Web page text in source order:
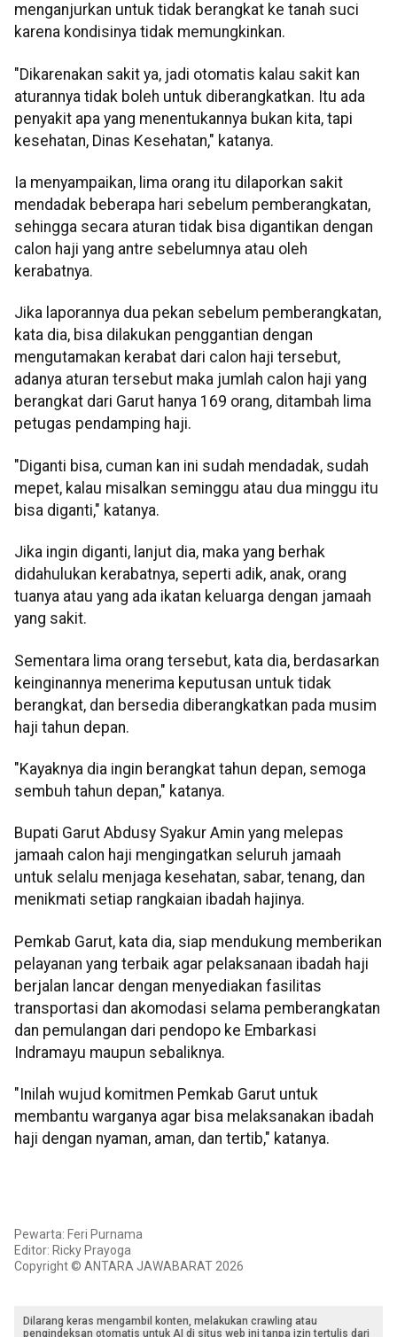
menganjurkan untuk tidak berangkat ke tanah suci
karena kondisinya tidak memungkinkan.
"Dikarenakan sakit ya, jadi otomatis kalau sakit kan
aturannya tidak boleh untuk diberangkatkan. Itu ada
penyakit apa yang menentukannya bukan kita, tapi
kesehatan, Dinas Kesehatan," katanya.
Ia menyampaikan, lima orang itu dilaporkan sakit
mendadak beberapa hari sebelum pemberangkatan,
sehingga secara aturan tidak bisa digantikan dengan
calon haji yang antre sebelumnya atau oleh
kerabatnya.
Jika laporannya dua pekan sebelum pemberangkatan,
kata dia, bisa dilakukan penggantian dengan
mengutamakan kerabat dari calon haji tersebut,
adanya aturan tersebut maka jumlah calon haji yang
berangkat dari Garut hanya 169 orang, ditambah lima
petugas pendamping haji.
"Diganti bisa, cuman kan ini sudah mendadak, sudah
mepet, kalau misalkan seminggu atau dua minggu itu
bisa diganti," katanya.
Jika ingin diganti, lanjut dia, maka yang berhak
didahulukan kerabatnya, seperti adik, anak, orang
tuanya atau yang ada ikatan keluarga dengan jamaah
yang sakit.
Sementara lima orang tersebut, kata dia, berdasarkan
keinginannya menerima keputusan untuk tidak
berangkat, dan bersedia diberangkatkan pada musim
haji tahun depan.
"Kayaknya dia ingin berangkat tahun depan, semoga
sembuh tahun depan," katanya.
Bupati Garut Abdusy Syakur Amin yang melepas
jamaah calon haji mengingatkan seluruh jamaah
untuk selalu menjaga kesehatan, sabar, tenang, dan
menikmati setiap rangkaian ibadah hajinya.
Pemkab Garut, kata dia, siap mendukung memberikan
pelayanan yang terbaik agar pelaksanaan ibadah haji
berjalan lancar dengan menyediakan fasilitas
transportasi dan akomodasi selama pemberangkatan
dan pemulangan dari pendopo ke Embarkasi
Indramayu maupun sebaliknya.
"Inilah wujud komitmen Pemkab Garut untuk
membantu warganya agar bisa melaksanakan ibadah
haji dengan nyaman, aman, dan tertib," katanya.
Pewarta: Feri Purnama
Editor: Ricky Prayoga
Copyright © ANTARA JAWABARAT 2026
Dilarang keras mengambil konten, melakukan crawling atau
pengindeksan otomatis untuk AI di situs web ini tanpa izin tertulis dari